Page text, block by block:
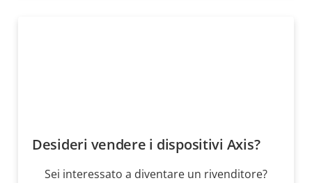
Desideri vendere i dispositivi Axis?
Sei interessato a diventare un rivenditore?